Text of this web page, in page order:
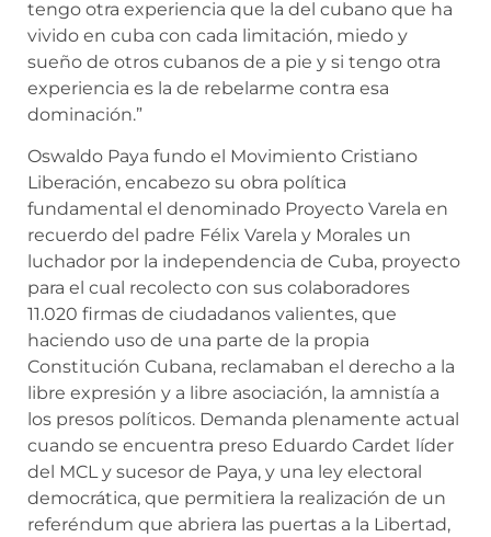
tengo otra experiencia que la del cubano que ha
vivido en cuba con cada limitación, miedo y
sueño de otros cubanos de a pie y si tengo otra
experiencia es la de rebelarme contra esa
dominación.”
Oswaldo Paya fundo el Movimiento Cristiano
Liberación, encabezo su obra política
fundamental el denominado Proyecto Varela en
recuerdo del padre Félix Varela y Morales un
luchador por la independencia de Cuba, proyecto
para el cual recolecto con sus colaboradores
11.020 firmas de ciudadanos valientes, que
haciendo uso de una parte de la propia
Constitución Cubana, reclamaban el derecho a la
libre expresión y a libre asociación, la amnistía a
los presos políticos. Demanda plenamente actual
cuando se encuentra preso Eduardo Cardet líder
del MCL y sucesor de Paya, y una ley electoral
democrática, que permitiera la realización de un
referéndum que abriera las puertas a la Libertad,